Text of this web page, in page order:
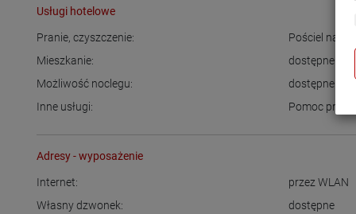
Usługi hotelowe
Pranie, czyszczenie: Pościel na
Mieszkanie:
dostępne
Możliwość noclegu:
dostępne
Inne usługi:
Pomoc przy
Adresy - wyposażenie
Internet:
przez WLAN
Własny dzwonek:
dostępne